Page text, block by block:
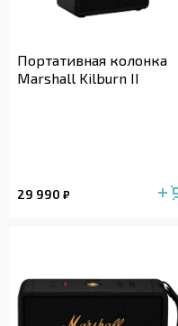
Портативная колонка
Marshall Kilburn II
29 990 ₽